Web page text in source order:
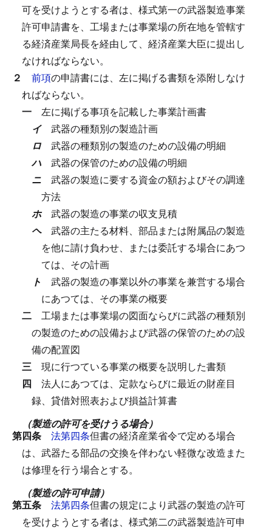
可を受けようとする者は、様式第一の武器製造事業
許可申請書を、工場または事業場の所在地を管轄す
る経済産業局長を経由して、経済産業大臣に提出し
なければならない。
２ 前項の申請書には、左に掲げる書類を添附しなけ
ればならない。
一 左に掲げる事項を記載した事業計画書
イ 武器の種類別の製造計画
ロ 武器の種類別の製造のための設備の明細
ハ 武器の保管のための設備の明細
ニ 武器の製造に要する資金の額およびその調達
方法
ホ 武器の製造の事業の収支見積
ヘ 武器の主たる材料、部品または附属品の製造
を他に請け負わせ、または委託する場合にあつ
ては、その計画
ト 武器の製造の事業以外の事業を兼営する場合
にあつては、その事業の概要
二 工場または事業場の図面ならびに武器の種類別
の製造のための設備および武器の保管のための設
備の配置図
三 現に行つている事業の概要を説明した書類
四 法人にあつては、定款ならびに最近の財産目
録、貸借対照表および損益計算書
（製造の許可を受けうる場合）
第四条 法第四条但書の経済産業省令で定める場合
は、武器たる部品の交換を伴わない軽微な改造また
は修理を行う場合とする。
（製造の許可申請）
第五条 法第四条但書の規定により武器の製造の許可
を受けようとする者は、様式第二の武器製造許可申